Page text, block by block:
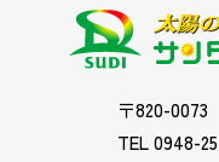
〒820-0073
TEL 0948-